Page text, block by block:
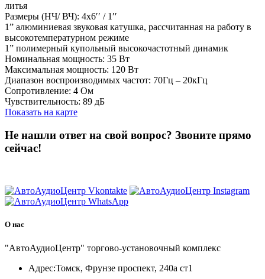
литья
Размеры (HЧ/ ВЧ): 4х6′′ / 1′′
1” алюминиевая звуковая катушка, рассчитанная на работу в
высокотемпературном режиме
1” полимерный купольный высокочастотный динамик
Номинальная мощность: 35 Вт
Максимальная мощность: 120 Вт
Диапазон воспроизводимых частот: 70Гц – 20кГц
Сопротивление: 4 Ом
Чувствительность: 89 дБ
Показать на карте
Не нашли ответ на свой вопрос? Звоните прямо
сейчас!
О нас
"АвтоАудиоЦентр" торгово-установочный комплекс
Адрес:Томск, Фрунзе проспект, 240а ст1